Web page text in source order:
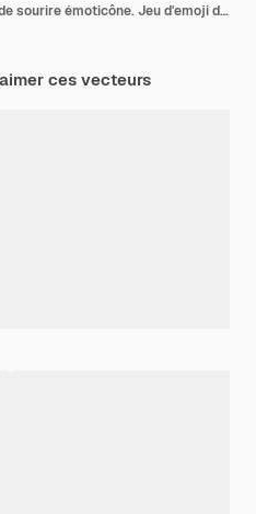
Grand ensemble d'icônes de sourire émoticône. Jeu d'emoji de dessin animé. Ensemble d'émoticônes
ces vecteurs